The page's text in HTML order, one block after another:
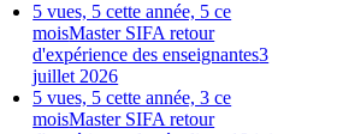
5 vues, 5 cette année, 5 ce
moisMaster SIFA retour
d'expérience des enseignantes3
juillet 2026
5 vues, 5 cette année, 3 ce
moisMaster SIFA retour